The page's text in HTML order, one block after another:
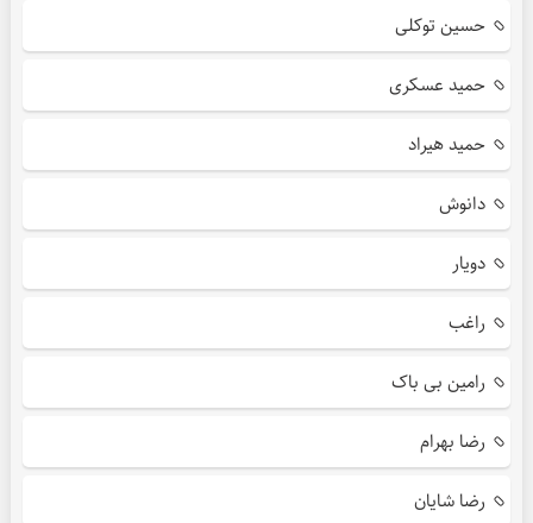
حسین توکلی
حمید عسکری
حمید هیراد
دانوش
دویار
راغب
رامین بی باک
رضا بهرام
رضا شایان